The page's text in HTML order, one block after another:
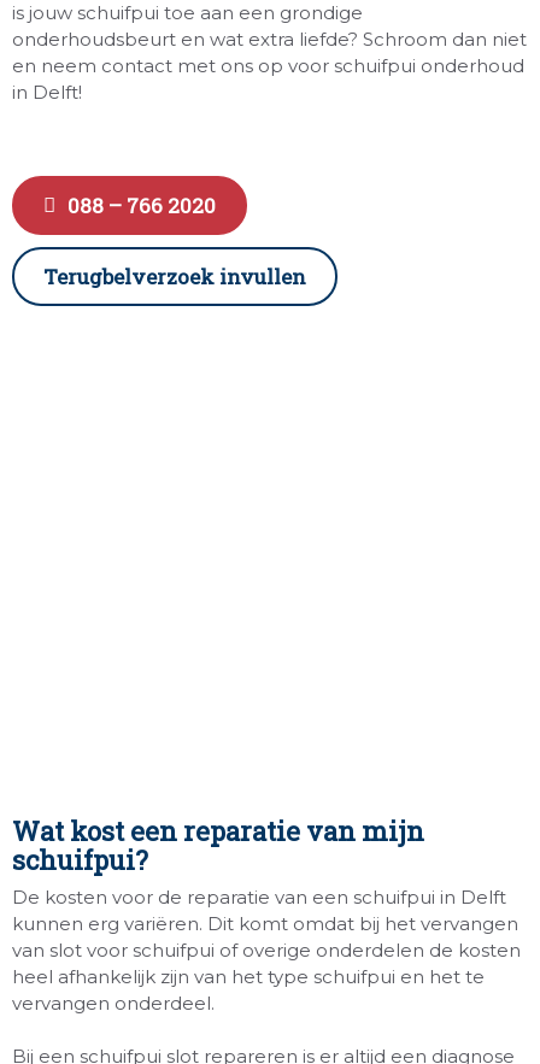
is jouw schuifpui toe aan een grondige
onderhoudsbeurt en wat extra liefde? Schroom dan niet
en neem contact met ons op voor schuifpui onderhoud
in Delft!
088 – 766 2020
Terugbelverzoek invullen
Wat kost een reparatie van mijn
schuifpui?
De kosten voor de reparatie van een schuifpui in Delft
kunnen erg variëren. Dit komt omdat bij het vervangen
van slot voor schuifpui of overige onderdelen de kosten
heel afhankelijk zijn van het type schuifpui en het te
vervangen onderdeel.
Bij een schuifpui slot repareren is er altijd een diagnose